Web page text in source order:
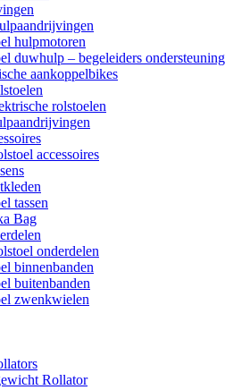
hulpmotoren
duwhulp – begeleiders ondersteuning
aankoppelbikes
rolstoelen
accessoires
tassen
Bag
onderdelen
binnenbanden
buitenbanden
zwenkwielen
Rollator